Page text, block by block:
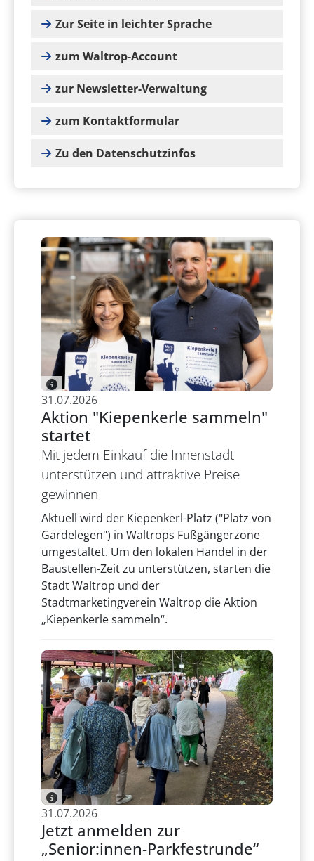
Zur Seite in leichter Sprache
zum Waltrop-Account
zur Newsletter-Verwaltung
zum Kontaktformular
Zu den Datenschutzinfos
31.07.2026
Aktion "Kiepenkerle sammeln"
startet
Mit jedem Einkauf die Innenstadt
unterstützen und attraktive Preise
gewinnen
Aktuell wird der Kiepenkerl-Platz ("Platz von
Gardelegen") in Waltrops Fußgängerzone
umgestaltet. Um den lokalen Handel in der
Baustellen-Zeit zu unterstützen, starten die
Stadt Waltrop und der
Stadtmarketingverein Waltrop die Aktion
„Kiepenkerle sammeln“.
31.07.2026
Jetzt anmelden zur
„Senior:innen-Parkfestrunde“